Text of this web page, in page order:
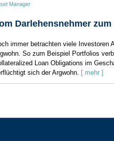
Manager
Darlehensnehmer
immer betrachten viele
So zum Beispiel Portfolios
­Loan Obligations im
sich der Argwohn. [ mehr ]